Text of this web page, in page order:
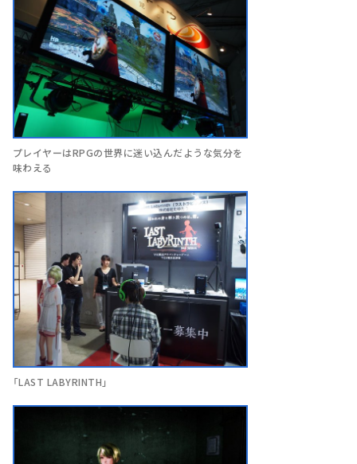
プレイヤーはRPGの世界に迷い込んだような気分を
味わえる
「LAST LABYRINTH」